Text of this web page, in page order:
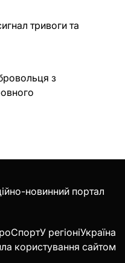
тривоги та
з
новинний портал
СпортУ регіоніУкраїна
користування сайтом